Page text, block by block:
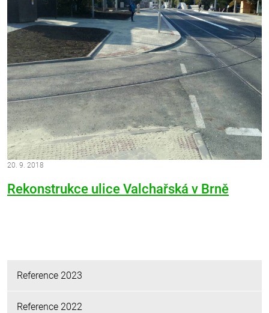
Reference 2023
Reference 2022
20. 9. 2018
Rekonstrukce ulice Valchařská v Brně